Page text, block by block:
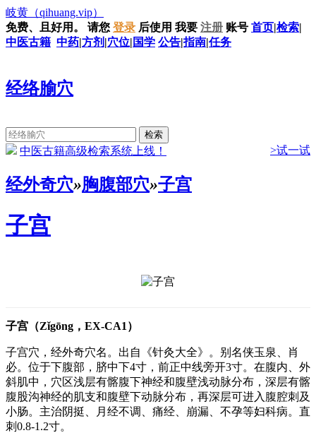
岐黄 （qihuang.vip）
免费、且好用。
请您 登录 后使用 我要 注册 账号 首页|检索|
中医古籍 中药|方剂 |穴位| 国学 公告|指南|任务
经络腧穴
中医古籍高级检索系统上线！ >试一试
经外奇穴»胸腹部穴»子宫
子宫
子宫（Zǐgōng，EX-CA1）
子宫穴，经外奇穴名。出自《针灸大全》。别名侠玉泉、肖
必。位于下腹部，脐中下4寸，前正中线旁开3寸。在腹内、外
斜肌中，穴区浅层有髂腹下神经和腹壁浅动脉分布，深层有髂
腹股沟神经的肌支和腹壁下动脉分布，再深层可进入腹腔刺及
小肠。主治阴挺、月经不调、痛经、崩漏、不孕等妇科病。直
刺0.8-1.2寸。